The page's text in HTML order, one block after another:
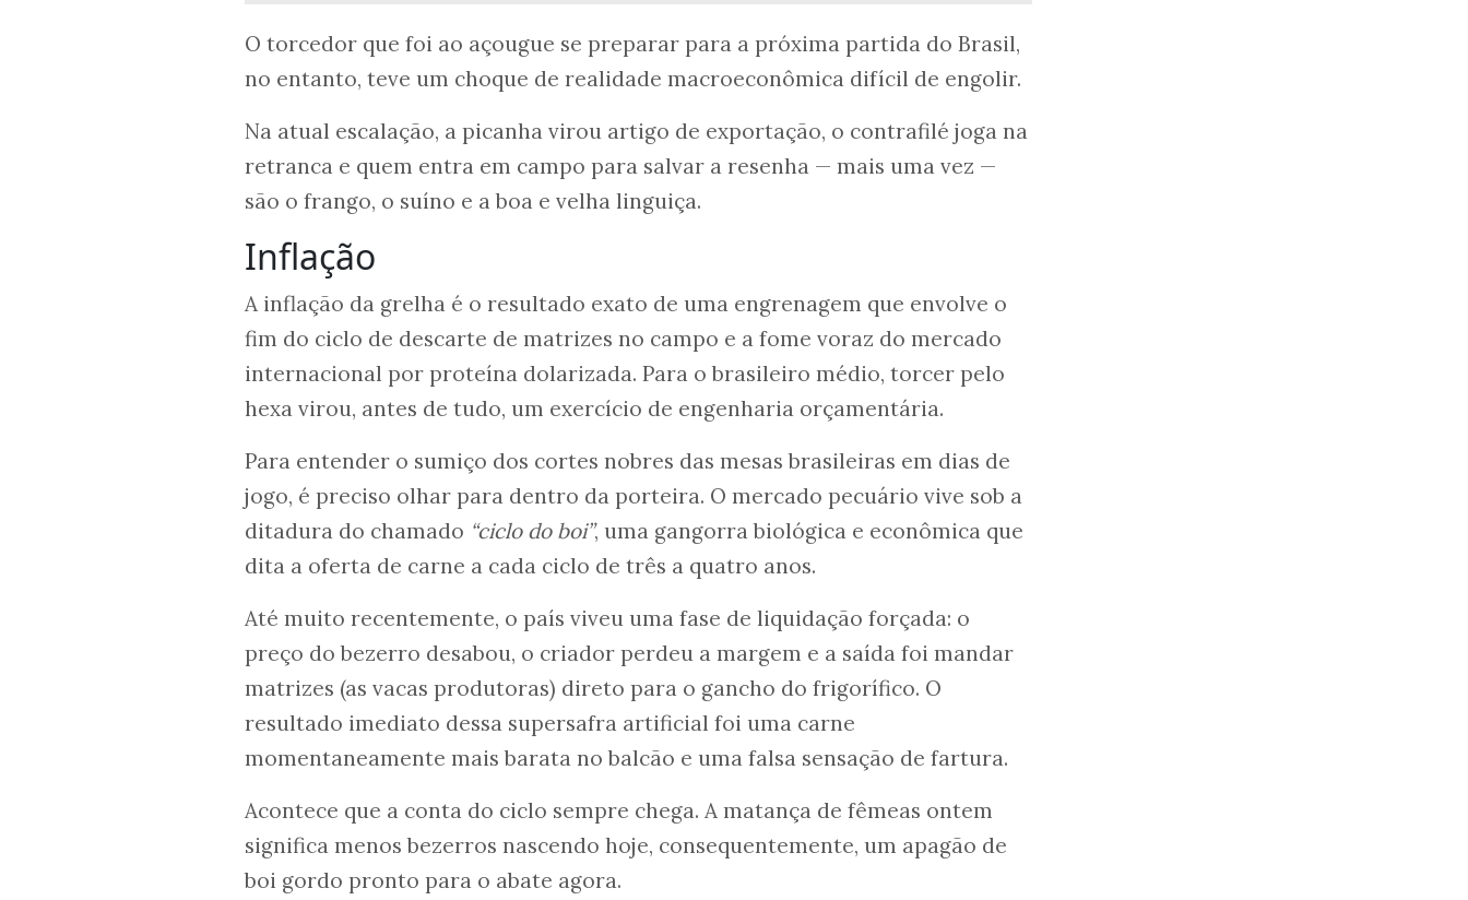
O torcedor que foi ao açougue se preparar para a próxima partida do Brasil,
no entanto, teve um choque de realidade macroeconômica difícil de engolir.
Na atual escalação, a picanha virou artigo de exportação, o contrafilé joga na
retranca e quem entra em campo para salvar a resenha — mais uma vez —
são o frango, o suíno e a boa e velha linguiça.
Inflação
A inflação da grelha é o resultado exato de uma engrenagem que envolve o
fim do ciclo de descarte de matrizes no campo e a fome voraz do mercado
internacional por proteína dolarizada. Para o brasileiro médio, torcer pelo
hexa virou, antes de tudo, um exercício de engenharia orçamentária.
Para entender o sumiço dos cortes nobres das mesas brasileiras em dias de
jogo, é preciso olhar para dentro da porteira. O mercado pecuário vive sob a
ditadura do chamado “ciclo do boi”, uma gangorra biológica e econômica que
dita a oferta de carne a cada ciclo de três a quatro anos.
Até muito recentemente, o país viveu uma fase de liquidação forçada: o
preço do bezerro desabou, o criador perdeu a margem e a saída foi mandar
matrizes (as vacas produtoras) direto para o gancho do frigorífico. O
resultado imediato dessa supersafra artificial foi uma carne
momentaneamente mais barata no balcão e uma falsa sensação de fartura.
Acontece que a conta do ciclo sempre chega. A matança de fêmeas ontem
significa menos bezerros nascendo hoje, consequentemente, um apagão de
boi gordo pronto para o abate agora.